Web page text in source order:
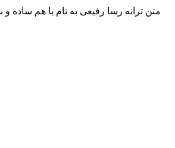
متن ترانه رسا رفیعی به نام با هم ساده